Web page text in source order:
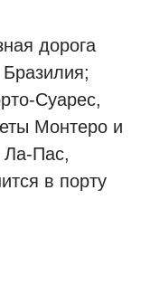
дорога
Суарес,
Монтеро и
Ла-Пас,
в порту